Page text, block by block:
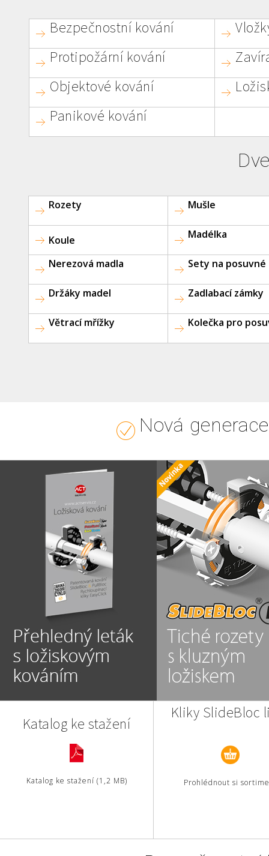
Bezpečnostní kování
Protipožární kování
Objektové kování
Panikové kování
Rozety
Koule
Nerezová madla
Držáky madel
Větrací mřížky
Mušle
Madélka
Sety na
Zadlabací zámky
Kolečka pro
Nová
Katalog ke stažení
Katalog ke stažení (1,2 MB)
Kliky SlideBloc
Prohlédnout si